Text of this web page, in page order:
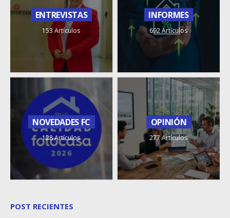
ENTREVISTAS
153 Artículos
INFORMES
692 Artículos
NOVEDADES FC
128 Artículos
OPINIÓN
277 Artículos
POST RECIENTES